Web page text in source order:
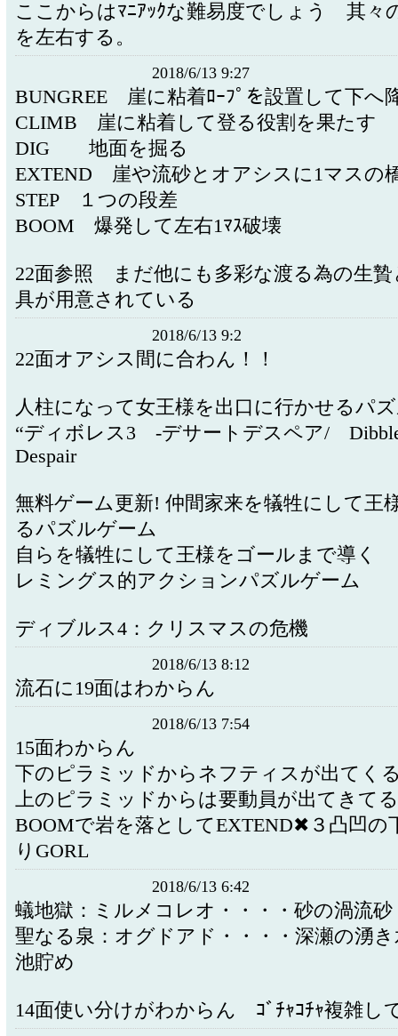
ここからはﾏﾆｱｯｸな難易度でしょう 其々
を左右する。
2018/6/13 9:27
BUNGREE 崖に粘着ﾛｰﾌﾟを設置して下へ
CLIMB 崖に粘着して登る役割を果たす
DIG 地面を掘る
EXTEND 崖や流砂とオアシスに1マス
STEP １つの段差
BOOM 爆発して左右1ﾏｽ破壊
22面参照 まだ他にも多彩な渡る為の生贄
具が用意されている
2018/6/13 9:2
22面オアシス間に合わん！！
人柱になって女王様を出口に行かせるパ
“ディボレス3 -デサートデスペア/
Despair
無料ゲーム更新! 仲間家来を犠牲にして王
るパズルゲーム
自らを犠牲にして王様をゴールまで導く
レミングス的アクションパズルゲーム
ディブルス4：クリスマスの危機
2018/6/13 8:12
流石に19面はわからん
2018/6/13 7:54
15面わからん
下のピラミッドからネフティスが出てく
上のピラミッドからは要動員が出てきて
BOOMで岩を落としてEXTEND✖３凸凹の
りGORL
2018/6/13 6:42
蟻地獄：ミルメコレオ・・・・砂の渦流砂
聖なる泉：オグドアド・・・・深瀬の湧
池貯め
14面使い分けがわからん ｺﾞﾁｬｺﾁｬ複雑し